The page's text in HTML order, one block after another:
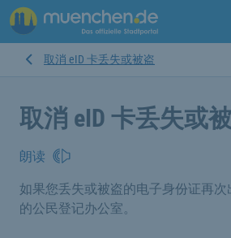
取消 eID 卡丢失或被盗
取消 eID 卡丢失或
朗读
如果您丢失或被盗的电子身份证再
的公民登记办公室。